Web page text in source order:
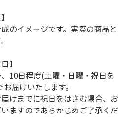
のイメージです。実際の商品と
】
10日程度(土曜・日曜・祝日を
届けいたします。
けまでに祝日をはさむ場合、お
ますのであらかじめご了承くだ